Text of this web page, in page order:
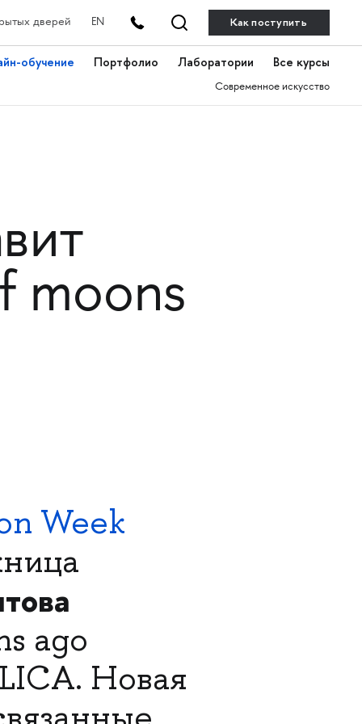
дверей EN Как поступить
обучение Портфолио Лаборатории Все курсы
Современное искусство
moons
Week
ago
Новая